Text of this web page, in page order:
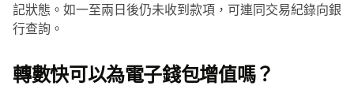
記狀態。如一至兩日後仍未收到款項，可連同交易紀錄向銀
行查詢。
轉數快可以為電子錢包增值嗎？